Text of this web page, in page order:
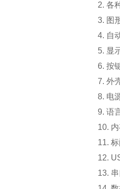
2. 各
3. 图
4. 自
5. 显
6. 按
7. 外
8. 电
9. 语
10.
11.
12.
13.